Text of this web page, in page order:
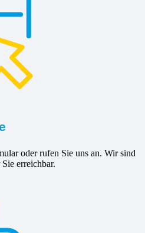
oder rufen Sie uns an. Wir sind
erreichbar.